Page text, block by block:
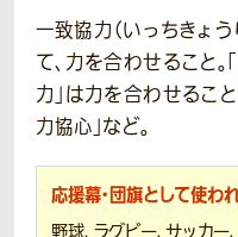
一致協力（いっちきょ
て、力を合わせること。
力」は力を合わせるこ
力協心」など。
応援幕・団旗として使わ